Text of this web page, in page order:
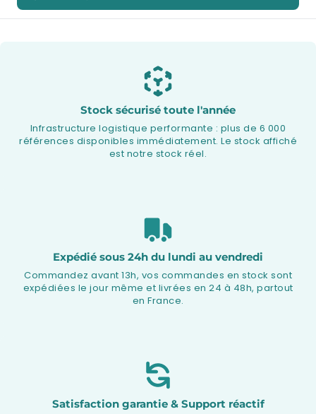
Stock sécurisé toute l'année
Infrastructure logistique performante : plus de 6 000
références disponibles immédiatement. Le stock affiché
est notre stock réel.
Expédié sous 24h du lundi au vendredi
Commandez avant 13h, vos commandes en stock sont
expédiées le jour même et livrées en 24 à 48h, partout
en France.
Satisfaction garantie & Support réactif